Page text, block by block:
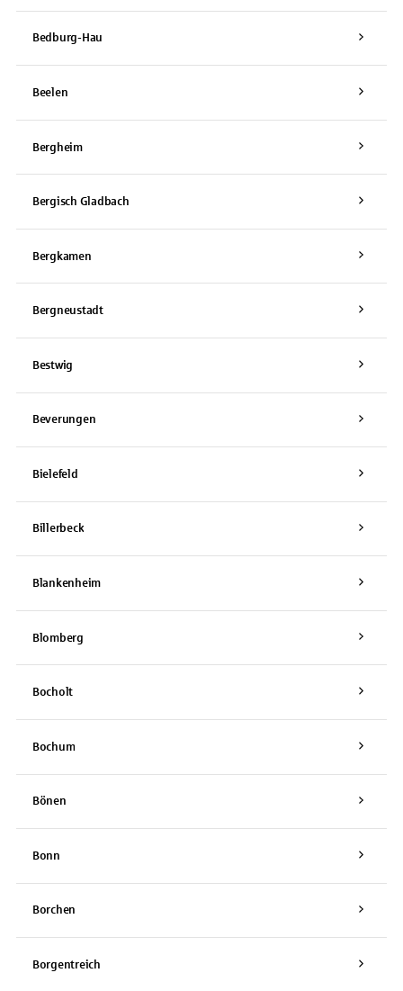
Bedburg-Hau
Beelen
Bergheim
Bergisch Gladbach
Bergkamen
Bergneustadt
Bestwig
Beverungen
Bielefeld
Billerbeck
Blankenheim
Blomberg
Bocholt
Bochum
Bönen
Bonn
Borchen
Borgentreich